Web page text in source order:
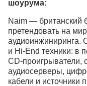
шоурума:
Naim — британский
претендовать на
аудиоинжиниринга.
и Hi-End техники: в
CD-проигрыватели,
аудиосерверы,
кабели и источники